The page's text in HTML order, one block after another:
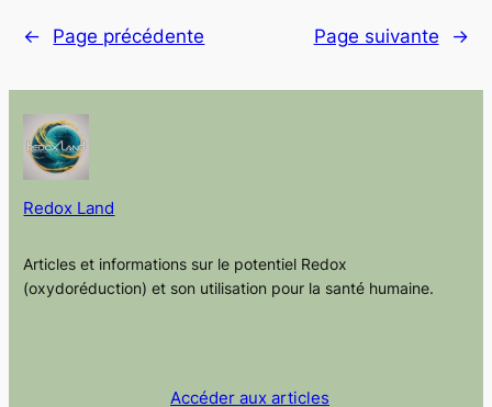
← Page précédente Page suivante →
Redox Land
Articles et informations sur le potentiel Redox
(oxydoréduction) et son utilisation pour la santé humaine.
Accéder aux articles